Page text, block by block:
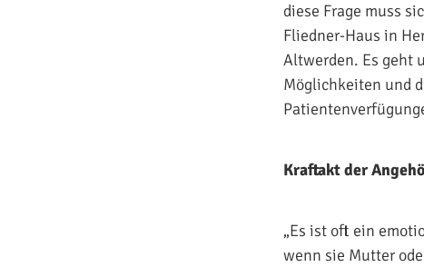
diese Frage muss
Fliedner-Haus in
Altwerden. Es geht
Möglichkeiten und
Kraftakt der
„Es ist oft ein
wenn sie Mutter